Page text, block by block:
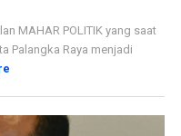
MAHAR POLITIK yang saat
Palangka Raya menjadi